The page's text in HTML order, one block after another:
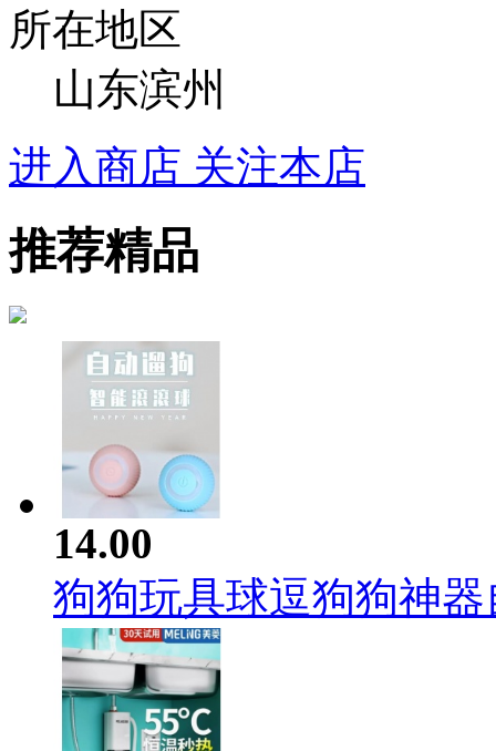
所在地区
山东滨州
进入商店 关注本店
推荐精品
14.00
狗狗玩具球逗狗狗神器